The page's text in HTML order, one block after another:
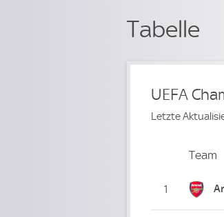
Tabelle
UEFA
Letzte
PlatzTeam
1